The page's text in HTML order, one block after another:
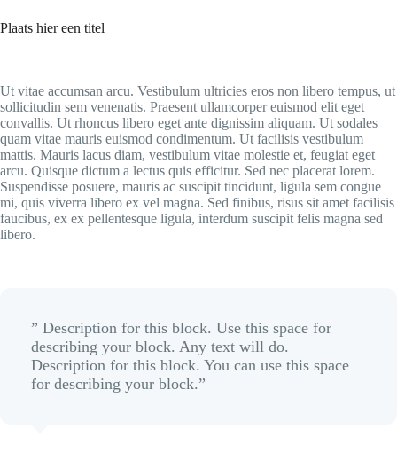
Plaats hier een titel
Ut vitae accumsan arcu. Vestibulum ultricies eros non libero tempus, ut
sollicitudin sem venenatis. Praesent ullamcorper euismod elit eget
convallis. Ut rhoncus libero eget ante dignissim aliquam. Ut sodales
quam vitae mauris euismod condimentum. Ut facilisis vestibulum
mattis. Mauris lacus diam, vestibulum vitae molestie et, feugiat eget
arcu. Quisque dictum a lectus quis efficitur. Sed nec placerat lorem.
Suspendisse posuere, mauris ac suscipit tincidunt, ligula sem congue
mi, quis viverra libero ex vel magna. Sed finibus, risus sit amet facilisis
faucibus, ex ex pellentesque ligula, interdum suscipit felis magna sed
libero.
” Description for this block. Use this space for
describing your block. Any text will do.
Description for this block. You can use this space
for describing your block.”